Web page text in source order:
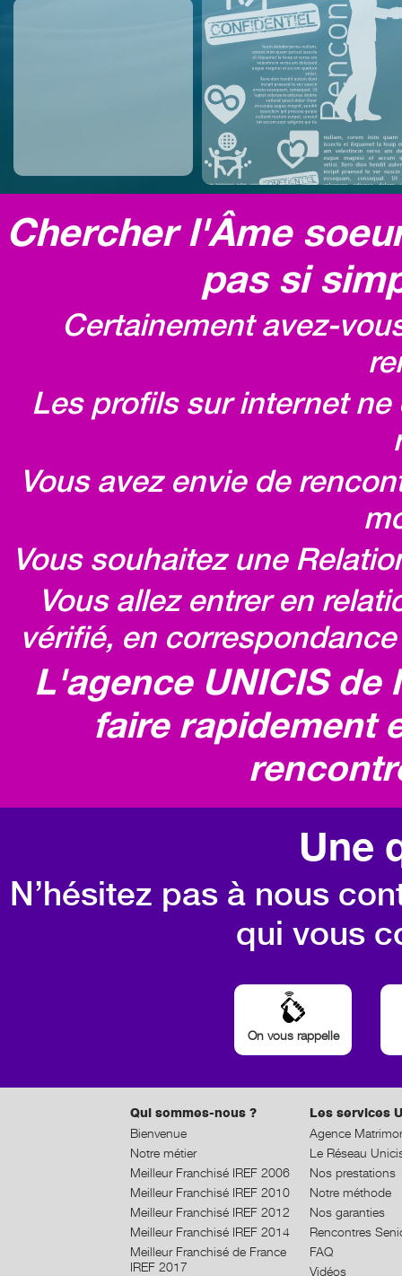
Chercher l'Âme
pas si
Certainement avez-
Les profils sur internet
Vous avez envie de
Vous souhaitez une
Vous allez entrer en
vérifié, en
L'agence UNICIS
faire rapidement
Une
N’hésitez pas à nous
qui vous
On vous rappelle
Qui sommes-nous ?
Bienvenue
Notre métier
Meilleur Franchisé IREF 2006
Meilleur Franchisé IREF 2010
Meilleur Franchisé IREF 2012
Meilleur Franchisé IREF 2014
Meilleur Franchisé de France
IREF 2017
Les services
Agence
Le Réseau
Nos prestations
Notre méthode
Nos garanties
Rencontres
FAQ
Vidéos